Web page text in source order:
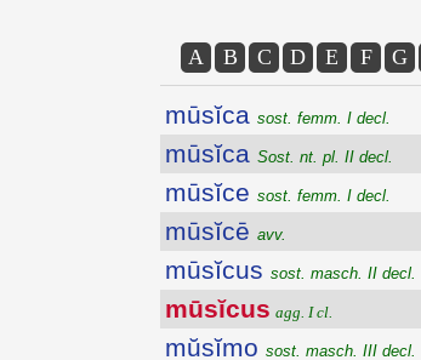
A B C D E F G
mūsĭca sost. femm. I decl.
mūsĭca Sost. nt. pl. II decl.
mūsĭce sost. femm. I decl.
mūsĭcē avv.
mūsĭcus sost. masch. II decl.
mūsĭcus agg. I cl.
mŭsĭmo sost. masch. III decl.